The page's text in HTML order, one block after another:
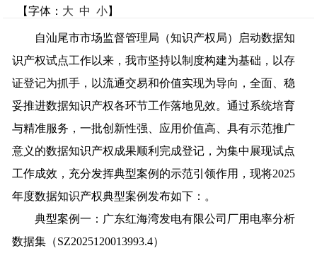
【字体： 大 中 小】
自汕尾市市场监督管理局（知识产权局）启动数据知
识产权试点工作以来，我市坚持以制度构建为基础，以存
证登记为抓手，以流通交易和价值实现为导向，全面、稳
妥推进数据知识产权各环节工作落地见效。通过系统培育
与精准服务，一批创新性强、应用价值高、具有示范推广
意义的数据知识产权成果顺利完成登记，为集中展现试点
工作成效，充分发挥典型案例的示范引领作用，现将2025
年度数据知识产权典型案例发布如下：。
典型案例一：广东红海湾发电有限公司厂用电率分析
数据集（SZ2025120013993.4）